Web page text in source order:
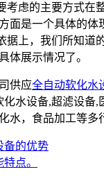
考虑的主要方式
面是一个具体的体
上，我们所知道
体展示情况了。
供应全自动软化水
水设备,超滤设
水，食品加工等
备的优势
点。